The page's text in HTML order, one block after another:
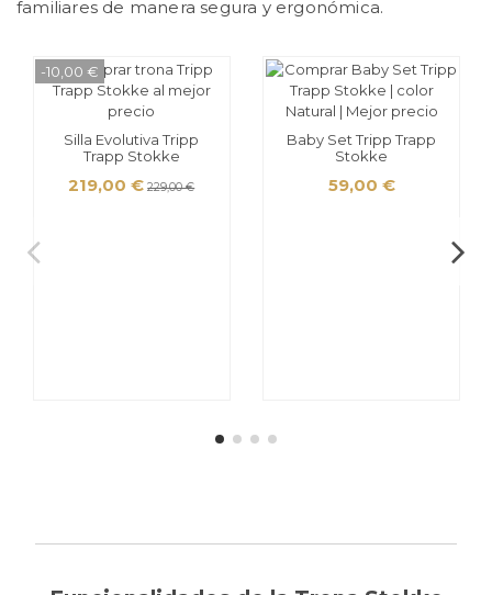
familiares de manera segura y ergonómica.
-10,00 €
Silla Evolutiva Tripp
Trapp Stokke
219,00 € 229,00 €
Baby Set Tripp Trapp
Stokke
59,00 €